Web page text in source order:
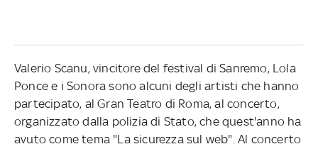
Valerio Scanu, vincitore del festival di Sanremo, Lola
Ponce e i Sonora sono alcuni degli artisti che hanno
partecipato, al Gran Teatro di Roma, al concerto,
organizzato dalla polizia di Stato, che quest'anno ha
avuto come tema "La sicurezza sul web". Al concerto